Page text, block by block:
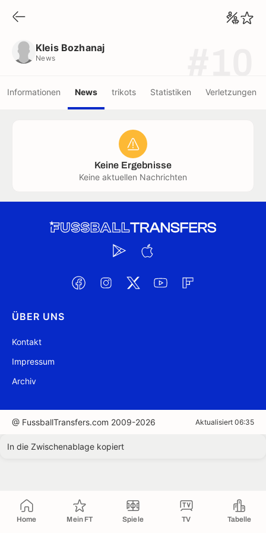
Home Mein FT Spiele TV Tabelle
Kleis Bozhanaj
News
Informationen News trikots Statistiken Verletzungen
Keine Ergebnisse
Keine aktuellen Nachrichten
ÜBER UNS
Kontakt
Impressum
Archiv
@ FussballTransfers.com 2009-2026 Aktualisiert 06:35
In die Zwischenablage kopiert